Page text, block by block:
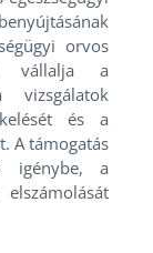
orvos
vállalja a
vizsgálatok
és a
A támogatás
igénybe, a